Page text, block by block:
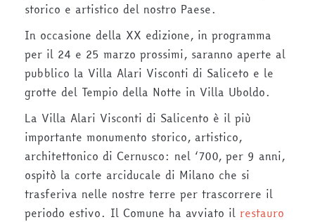
storico e artistico del nostro Paese.
In occasione della XX edizione, in programma
per il 24 e 25 marzo prossimi, saranno aperte al
pubblico la Villa Alari Visconti di Saliceto e le
grotte del Tempio della Notte in Villa Uboldo.
La Villa Alari Visconti di Salicento è il più
importante monumento storico, artistico,
architettonico di Cernusco: nel ‘700, per 9 anni,
ospitò la corte arciducale di Milano che si
trasferiva nelle nostre terre per trascorrere il
periodo estivo. Il Comune ha avviato il restauro